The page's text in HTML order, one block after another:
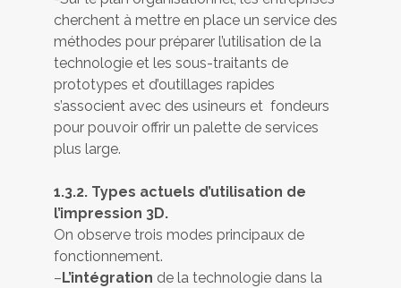
cherchent à mettre en place un service des
méthodes pour préparer l’utilisation de la
technologie et les sous-traitants de
prototypes et d’outillages rapides
s’associent avec des usineurs et fondeurs
pour pouvoir offrir un palette de services
plus large.
1.3.2. Types actuels d’utilisation de
l’impression 3D.
On observe trois modes principaux de
fonctionnement.
–L’intégration de la technologie dans la